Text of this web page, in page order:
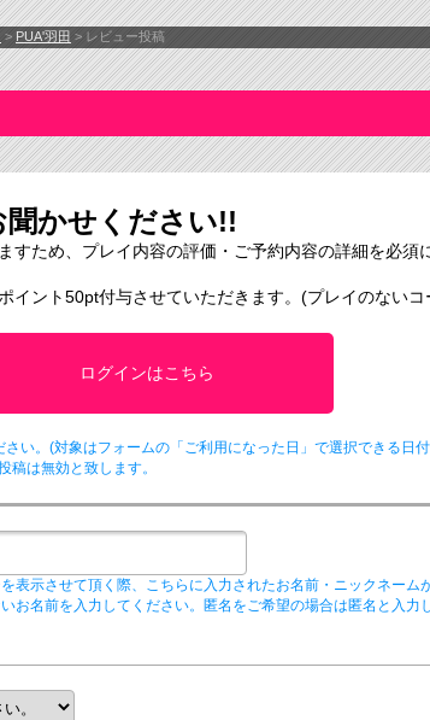
> PUA'羽田 > レビュー投稿
かせください!!
ため、プレイ内容の評価・ご予約内容の詳細を必須
イント50pt付与させていただきます。(プレイのない
ログインはこちら
い。(対象はフォームの「ご利用になった日」で選択できる日
は無効と致します。
表示させて頂く際、こちらに入力されたお名前・ニックネーム
お名前を入力してください。匿名をご希望の場合は匿名と入力